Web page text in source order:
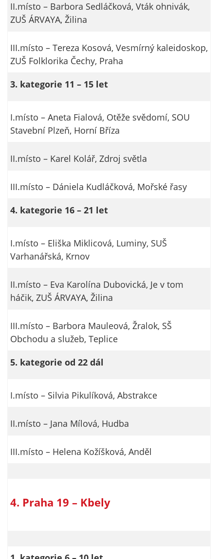
II.místo – Barbora Sedláčková, Vták ohnivák,
ZUŠ ÁRVAYA, Žilina
III.místo – Tereza Kosová, Vesmírný kaleidoskop,
ZUŠ Folklorika Čechy, Praha
3. kategorie 11 – 15 let
I.místo – Aneta Fialová, Otěže svědomí, SOU
Stavební Plzeň, Horní Bříza
II.místo – Karel Kolář, Zdroj světla
III.místo – Dániela Kudláčková, Mořské řasy
4. kategorie 16 – 21 let
I.místo – Eliška Miklicová, Luminy, SUŠ
Varhanářská, Krnov
II.místo – Eva Karolína Dubovická, Je v tom
háčik, ZUŠ ÁRVAYA, Žilina
III.místo – Barbora Mauleová, Žralok, SŠ
Obchodu a služeb, Teplice
5. kategorie od 22 dál
I.místo – Silvia Pikulíková, Abstrakce
II.místo – Jana Mílová, Hudba
III.místo – Helena Kožíšková, Anděl
4. Praha 19 – Kbely